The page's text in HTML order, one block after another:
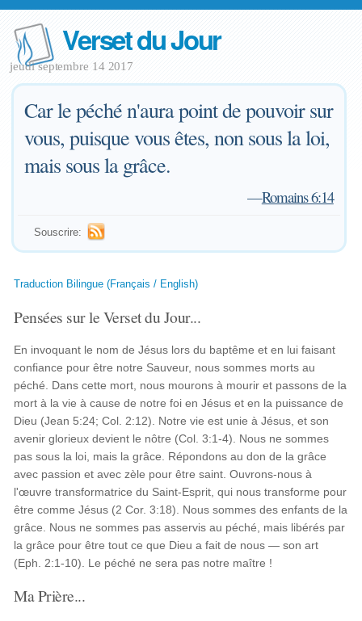
Verset du Jour
jeudi septembre 14 2017
Car le péché n'aura point de pouvoir sur
vous, puisque vous êtes, non sous la loi,
mais sous la grâce.
—Romains 6:14
Souscrire:
Traduction Bilingue (Français / English)
Pensées sur le Verset du Jour...
En invoquant le nom de Jésus lors du baptême et en lui faisant
confiance pour être notre Sauveur, nous sommes morts au
péché. Dans cette mort, nous mourons à mourir et passons de la
mort à la vie à cause de notre foi en Jésus et en la puissance de
Dieu (Jean 5:24; Col. 2:12). Notre vie est unie à Jésus, et son
avenir glorieux devient le nôtre (Col. 3:1-4). Nous ne sommes
pas sous la loi, mais la grâce. Répondons au don de la grâce
avec passion et avec zèle pour être saint. Ouvrons-nous à
l'œuvre transformatrice du Saint-Esprit, qui nous transforme pour
être comme Jésus (2 Cor. 3:18). Nous sommes des enfants de la
grâce. Nous ne sommes pas asservis au péché, mais libérés par
la grâce pour être tout ce que Dieu a fait de nous — son art
(Eph. 2:1-10). Le péché ne sera pas notre maître !
Ma Prière...